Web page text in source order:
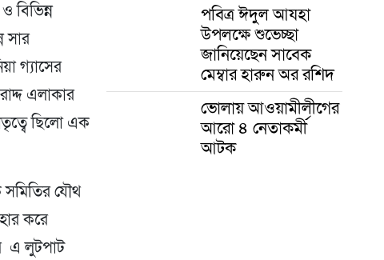
বিভিন্ন
সার
গ্যাসের
এলাকার
ছিলো এক
সমিতির যৌথ
করে
এ লুটপাট
পবিত্র ঈদুল আযহা
উপলক্ষে শুভেচ্ছা
জানিয়েছেন সাবেক
মেম্বার হারুন অর রশিদ
ভোলায় আওয়ামীলীগের
আরো ৪ নেতাকর্মী
আটক